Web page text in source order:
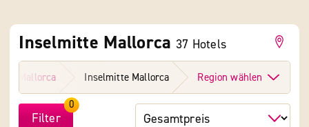
Inselmitte Mallorca 37 Hotels
Mallorca Inselmitte Mallorca Region wählen
Filter
0